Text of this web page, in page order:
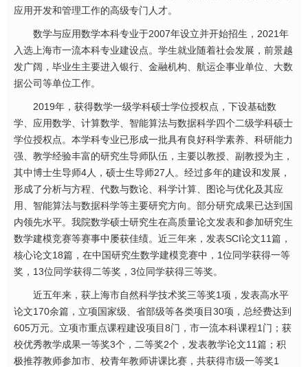
应用开发和管理工作的高级专门人才。
数学与应用数学本科专业于2007年设立并开始招生，2021年
入选上海市一流本科专业建设点。学生就业随着社会发展，前景越
发广阔，毕业生主要进入银行、金融机构、航运企事业单位、大数
据公司等单位工作。
2019年，获得数学一级学科硕士学位授权点，下设基础数
学、应用数学、计算数学、智能算法与数据科学四个二级学科硕士
学位授权点。本学科专业已形成一批具有良好科学素养、科研能力
强、教学经验丰富的研究生导师队伍，主要以教授、副教授为主，
其中博士生导师4人，硕士生导师27人。经过多年的建设和发展，
形成了分析与方程、代数与数论、科学计算、图论与优化及其应
用、智能算法与数据科学等主要研究方向。部分研究成果已达到国
内领先水平。我院数学硕士研究生在高质量论文发表和参加研究生
数学建模竞赛等赛事中屡获佳绩。近三年来，发表SCI论文11篇，
核心论文18篇，在中国研究生数学建模竞赛中，1位同学获得一等
奖，13位同学获得二等奖，3位同学获得三等奖。
近五年来，获上海市自然科学技术奖三等奖1项，发表高水平
论文170余篇，立项国家级、省部级等各类项目30项，总经费达到
605万元。立项市重点课程建设项目8门，市一流本科课程1门；获
校优秀教学成果一等奖3个，二等奖2个，发表教学论文11篇；积
极推荐教师参加市、校青年教师讲课比赛，共获得市级一等奖1